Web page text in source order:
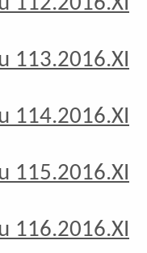
113.2016.XI
114.2016.XI
115.2016.XI
116.2016.XI